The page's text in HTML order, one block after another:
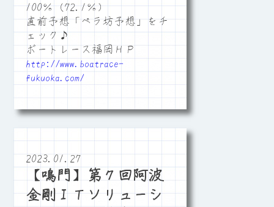
100％（72.1％）
直前予想「ペラ坊予想」をチ
ェック♪
ボートレース福岡ＨＰ
http://www.boatrace-
fukuoka.com/
2023.01.27
【鳴門】第７回阿波
金剛ＩＴソリューシ